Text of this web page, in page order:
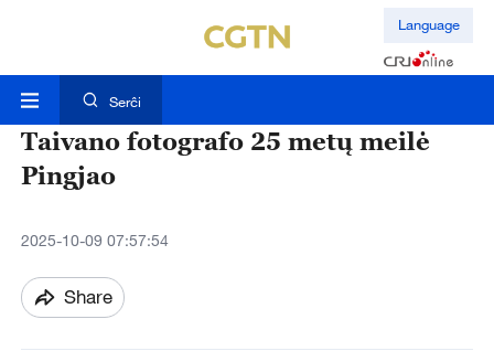
Language
Serĉi
Taivano fotografo 25 metų meilė
Pingjao
2025-10-09 07:57:54
Share